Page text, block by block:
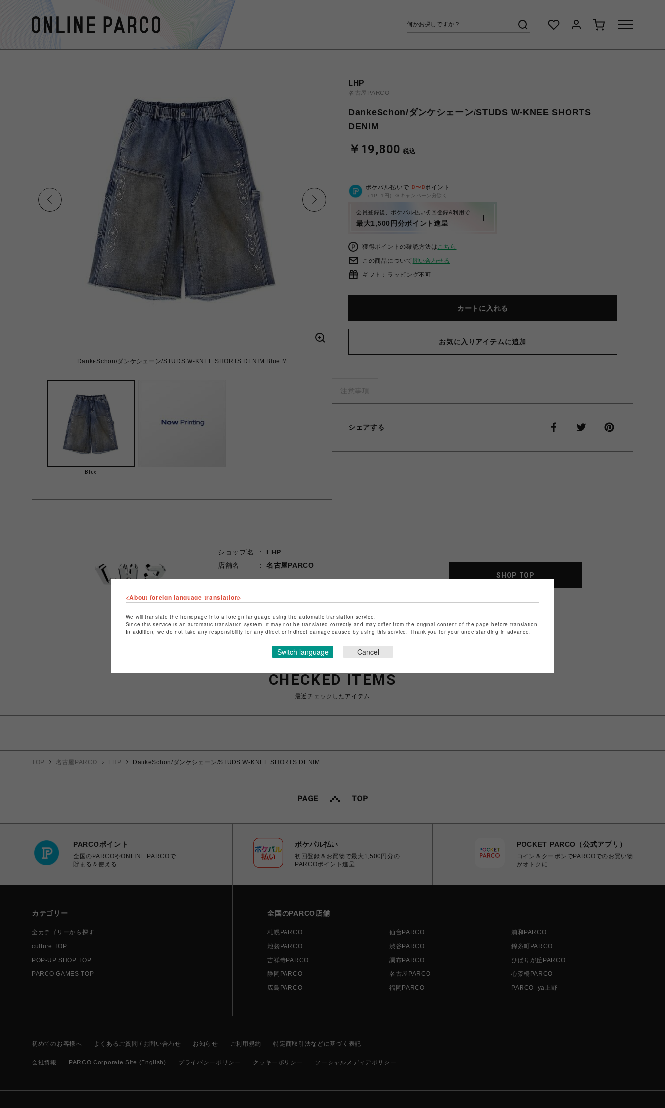
DankeSchon/ダンケシェーン/STUDS W-KNEE SHORTS DENIM Blue M
Blue
LHP
名古屋PARCO
DankeSchon/ダンケシェーン/STUDS W-KNEE SHORTS
DENIM
￥19,800 税込
ポケパル払いで 0〜0ポイント
（1P=1円）※キャンペーン分除く
会員登録後、ポケパル払い初回登録&利用で
最大1,500円分ポイント進呈
獲得ポイントの確認方法はこちら
この商品について 問い合わせる
ギフト：ラッピング不可
カートに入れる
お気に入りアイテムに追加
注意事項
シェアする
ショップ名
LHP
店舗名
名古屋PARCO
ショップお問い合わせは
SHOP TOP
CHECKED ITEMS
最近チェックしたアイテム
TOP 名古屋PARCO LHP DankeSchon/ダンケシェーン/STUDS W-KNEE SHORTS DENIM
PARCOポイント
全国のPARCOやONLINE PARCOで
貯まる＆使える
ポケパル払い
初回登録＆お買物で最大1,500円分の
PARCOポイント進呈
POCKET PARCO（公式アプリ）
コイン＆クーポンでPARCOでのお買い物
がオトクに
カテゴリー
全カテゴリーから探す
culture TOP
POP-UP SHOP TOP
PARCO GAMES TOP
全国のPARCO店舗
札幌PARCO 仙台PARCO
浦和PARCO
池袋PARCO
渋谷PARCO
錦糸町PARCO
吉祥寺PARCO
調布PARCO
ひばりが丘PARCO
静岡PARCO
名古屋PARCO
心斎橋PARCO
広島PARCO
福岡PARCO PARCO_ya上野
初めてのお客様へ よくあるご質問 / お問い合わせ お知らせ ご利用規約 特定商取引法などに基づく表記
会社情報 PARCO Corporate Site (English) プライバシーポリシー クッキーポリシー ソーシャルメディアポリシー
<About foreign language translation>
We will translate the homepage into a foreign language using the automatic translation service.
Since this service is an automatic translation system, it may not be translated correctly and may differ from the original content of the page before translation.
In addition, we do not take any responsibility for any direct or indirect damage caused by using this service. Thank you for your understanding in advance.
Switch language Cancel